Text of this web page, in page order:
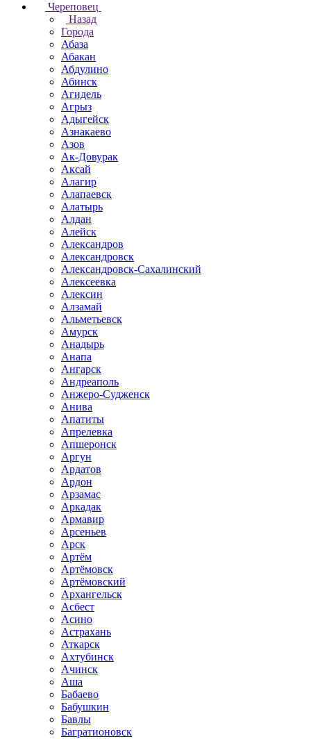
Череповец
Назад
Города
Абаза
Абакан
Абдулино
Абинск
Агидель
Агрыз
Адыгейск
Азнакаево
Азов
Ак-Довурак
Аксай
Алагир
Алапаевск
Алатырь
Алдан
Алейск
Александров
Александровск
Александровск-Сахалинский
Алексеевка
Алексин
Алзамай
Альметьевск
Амурск
Анадырь
Анапа
Ангарск
Андреаполь
Анжеро-Судженск
Анива
Апатиты
Апрелевка
Апшеронск
Аргун
Ардатов
Ардон
Арзамас
Аркадак
Армавир
Арсеньев
Арск
Артём
Артёмовск
Артёмовский
Архангельск
Асбест
Асино
Астрахань
Аткарск
Ахтубинск
Ачинск
Аша
Бабаево
Бабушкин
Бавлы
Багратионовск